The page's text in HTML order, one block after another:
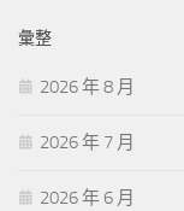
彙整
2026 年 8 月
2026 年 7 月
2026 年 6 月